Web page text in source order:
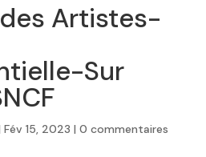
des Artistes-
Sur
Fév 15, 2023 | 0 commentaires